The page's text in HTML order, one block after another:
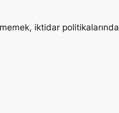
iktidar politikalarında